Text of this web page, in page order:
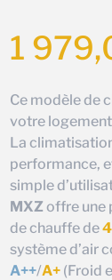
1
Ce modèle de
votre logement
La
performance,
simple
MXZ offre une
de chauffe de4
système d’air
A++/A+ (Froid